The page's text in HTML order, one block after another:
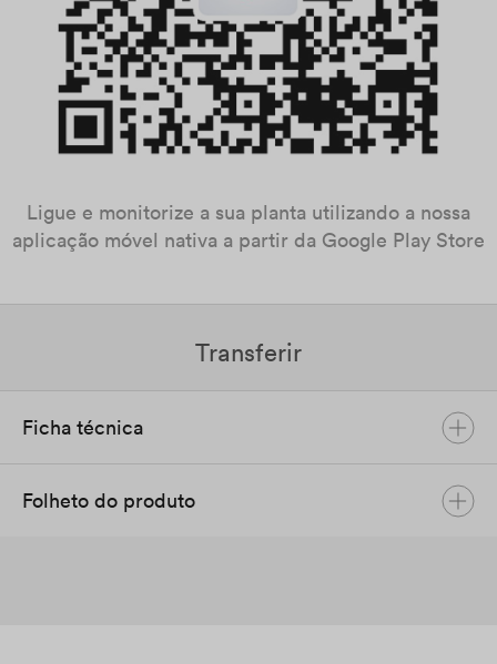
Ligue e monitorize a sua planta utilizando a nossa
aplicação móvel nativa a partir da Google Play Store
Transferir
Ficha técnica
Datasheet ASW 75-110k LT Series
Folheto do produto